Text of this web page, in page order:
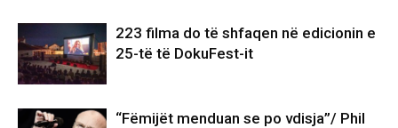
223 filma do të shfaqen në edicionin e
25-të të DokuFest-it
“Fëmijët menduan se po vdisja”/ Phil